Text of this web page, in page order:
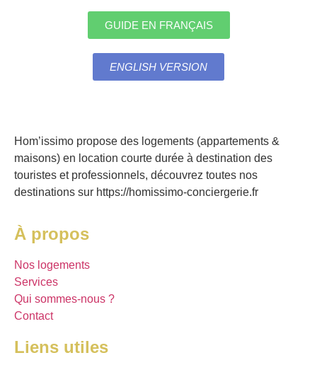
GUIDE EN FRANÇAIS
ENGLISH VERSION
Hom’issimo propose des logements (appartements &
maisons) en location courte durée à destination des
touristes et professionnels, découvrez toutes nos
destinations sur https://homissimo-conciergerie.fr
À propos
Nos logements
Services
Qui sommes-nous ?
Contact
Liens utiles